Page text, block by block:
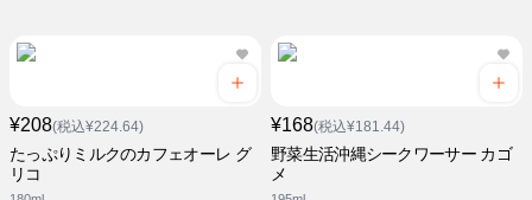
¥208(税込¥224.64)
たっぷりミルクのカフェオーレ グ
リコ
¥168(税込¥181.44)
野菜生活沖縄シークワーサー カゴ
メ